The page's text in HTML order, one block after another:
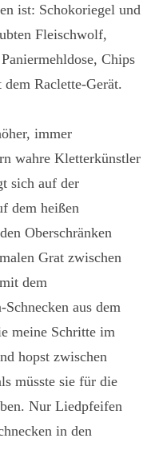
ist: Schokoriegel und
Fleischwolf,
Chips
Raclette-Gerät.
immer
wahre Kletterkünstler
sich auf der
dem heißen
Oberschränken
Grat zwischen
dem
aus dem
meine Schritte im
hopst zwischen
müsste sie für die
Nur Liedpfeifen
in den